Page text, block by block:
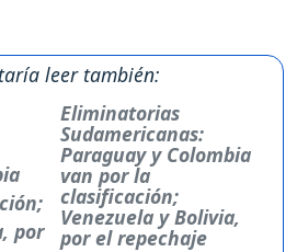
leer también:
Eliminatorias
Sudamericanas:
Paraguay y Colombia
van por la
clasificación;
Venezuela y Bolivia,
por el repechaje